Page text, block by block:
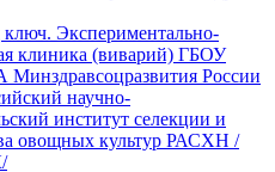
Экспериментально-
клиника (виварий) ГБОУ
России
научно-
институт селекции и
овощных культур РАСХН /